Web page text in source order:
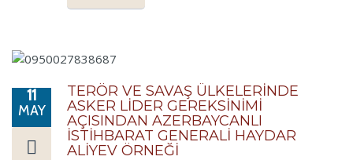
11
MAY
TERÖR VE SAVAŞ ÜLKELERİNDE
ASKER LİDER GEREKSİNİMİ
AÇISINDAN AZERBAYCANLI
İSTİHBARAT GENERALİ HAYDAR
ALİYEV ÖRNEĞİ